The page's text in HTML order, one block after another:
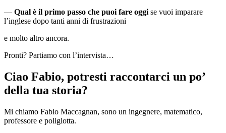
— Qual è il primo passo che puoi fare oggise vuoi imparare
l’inglese dopo tanti anni di frustrazioni
e molto altro ancora.
Pronti? Partiamo con l’intervista…
Ciao Fabio, potresti raccontarci un po’
della tua storia?
Mi chiamo Fabio Maccagnan, sono un ingegnere, matematico,
professore e poliglotta.